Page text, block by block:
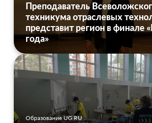
Преподаватель
техникума отраслевых
представит регион в финале
года»
Образование UG.RU